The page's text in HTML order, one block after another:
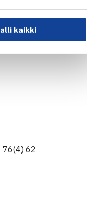
kaikki
joko Suomen
76(4) 62